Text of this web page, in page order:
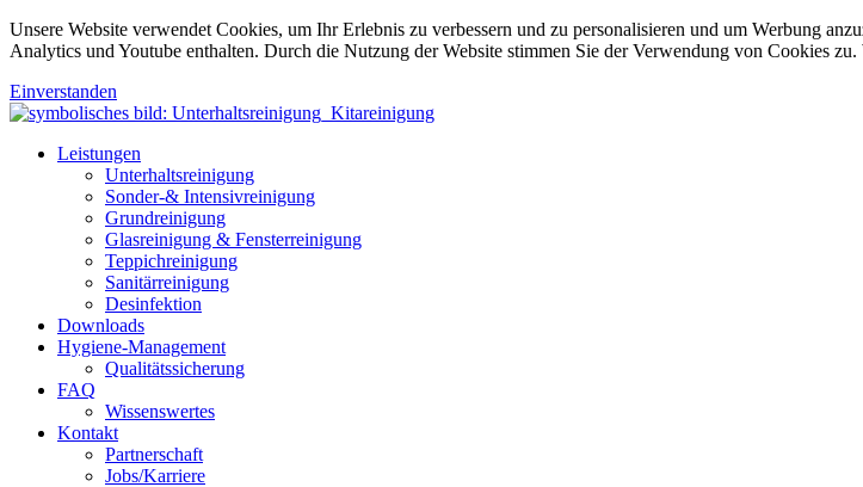
Unsere Website verwendet Cookies, um Ihr Erlebnis zu verbessern und zu personalisieren und um Werbung
Analytics und Youtube enthalten. Durch die Nutzung der Website stimmen Sie der Verwendung von Cookies
Einverstanden
Leistungen
Unterhaltsreinigung
Sonder-& Intensivreinigung
Grundreinigung
Glasreinigung & Fensterreinigung
Teppichreinigung
Sanitärreinigung
Desinfektion
Downloads
Hygiene-Management
Qualitätssicherung
FAQ
Wissenswertes
Kontakt
Partnerschaft
Jobs/Karriere